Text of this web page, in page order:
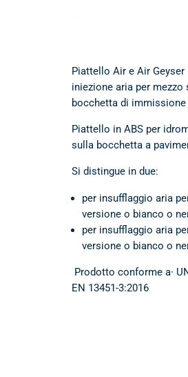
Piattello Air e Air
iniezione aria per
bocchetta di immissione
Piattello in ABS​ per
sulla bocchetta a
Si distingue in due:
per insufflaggio aria
versione o bianco o
per insufflaggio aria
versione o bianco o
Prodotto conforme a∙
EN 13451-3:2016